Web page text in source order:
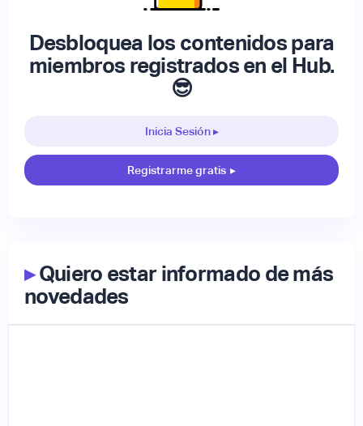
Desbloquea los contenidos para
miembros registrados en el Hub.
😎
Inicia Sesión ▸
Registrarme gratis ▸
▸Quiero estar informado de más
novedades